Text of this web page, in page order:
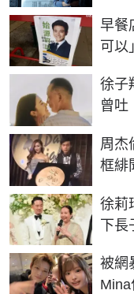
早餐
可以
徐子
曾吐
周杰
框緋
徐莉
下長
被網